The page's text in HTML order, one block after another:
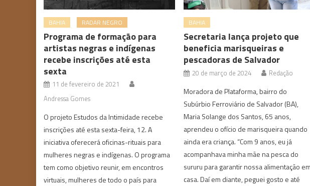
BAHIA RADAR NEGRO
Programa de formação para
artistas negras e indígenas
recebe inscrições até esta
sexta
11 de fevereiro de 2021
Andressa Gomes
O projeto Estudos da Intimidade recebe
inscrições até esta sexta-feira, 12. A
iniciativa oferecerá oficinas-rituais para
mulheres negras e indígenas. O programa
tem como objetivo reunir, em encontros
virtuais, mulheres de todo o país para
BAHIA
Secretaria lança projeto que
beneficia marisqueiras e
pescadoras de Salvador
20 de março de 2024 Redação
Moradora de Plataforma, bairro do
Subúrbio Ferroviário de Salvador (BA),
Maria Solange dos Santos, 65 anos,
aprendeu o ofício de marisqueira quando
ainda era criança. “Com 9 anos, eu já
acompanhava minha mãe na pesca do
sururu para garantir nossa alimentação em
casa. Daí em diante, peguei gosto e até